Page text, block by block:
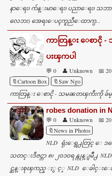
နာေရး၊ က်န္းမာေရး၊ ပညာေရး၊ သ
လေဘး) အေရးေပၚကူညီေထာက္ပ...
ကာတြန္း ေစာငို
ပးၾကပါ
💬 0 👤 Unknown
📅
🔖Cartoon Box
🔖Saw Ngo
ကာတြန္း ေစာငို - သမၼတၾကီးကို ခ်မ္
robes donation in
💬 0 👤 Unknown
📅
🔖News in Photos
NLD ရုံးေရွ႕တြင္ ေ
သတင္းဒီဇင္ဘာ ၈၊ ၂၀၁၀ရန္ကုန္ျမိဳ႕
င္ဆန္းစုၾကည္ ႏွင့္ NLD ေခါင္းေဆ